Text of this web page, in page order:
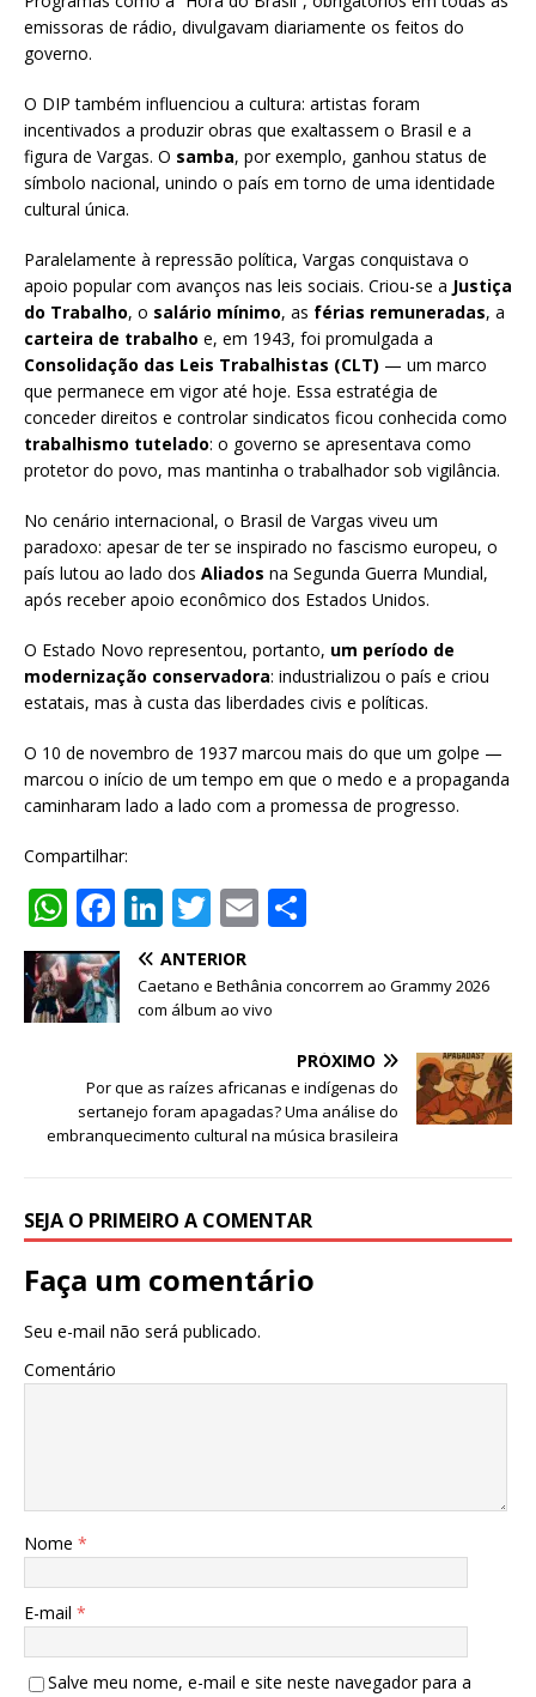
emissoras de rádio, divulgavam diariamente os feitos do
governo.
O DIP também influenciou a cultura: artistas foram
incentivados a produzir obras que exaltassem o Brasil e a
figura de Vargas. O samba, por exemplo, ganhou status de
símbolo nacional, unindo o país em torno de uma identidade
cultural única.
Paralelamente à repressão política, Vargas conquistava o
apoio popular com avanços nas leis sociais. Criou-se a Justiça
do Trabalho, o salário mínimo, as férias remuneradas, a
carteira de trabalho e, em 1943, foi promulgada a
Consolidação das Leis Trabalhistas (CLT) — um marco
que permanece em vigor até hoje. Essa estratégia de
conceder direitos e controlar sindicatos ficou conhecida como
trabalhismo tutelado: o governo se apresentava como
protetor do povo, mas mantinha o trabalhador sob vigilância.
No cenário internacional, o Brasil de Vargas viveu um
paradoxo: apesar de ter se inspirado no fascismo europeu, o
país lutou ao lado dos Aliados na Segunda Guerra Mundial,
após receber apoio econômico dos Estados Unidos.
O Estado Novo representou, portanto, um período de
modernização conservadora: industrializou o país e criou
estatais, mas à custa das liberdades civis e políticas.
O 10 de novembro de 1937 marcou mais do que um golpe —
marcou o início de um tempo em que o medo e a propaganda
caminharam lado a lado com a promessa de progresso.
Compartilhar:
W
h
at
s
p
p
F
a
c
e
o
o
Li
n
k
e
n
T
w
it
te
E
ai
l
ar
ANTERIOR
Caetano e Bethânia concorrem ao Grammy 2026
com álbum ao vivo
PRÓXIMO
Por que as raízes africanas e indígenas do
sertanejo foram apagadas? Uma análise do
embranquecimento cultural na música brasileira
SEJA O PRIMEIRO A COMENTAR
Faça um comentário
Seu e-mail não será publicado.
Comentário
Nome *
E-mail *
Salve meu nome, e-mail e site neste navegador para a